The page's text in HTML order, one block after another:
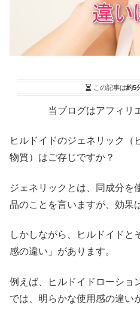
この記事は約5
当ブログはアフィリ
ヒルドイドのジェネリック（
物質）はご存じですか？
ジェネリックとは、同成分を
品のことを言いますが、効果
しかしながら、ヒルドイドと
感の違い」があります。
例えば、ヒルドイドローショ
では、明らかな使用感の違い